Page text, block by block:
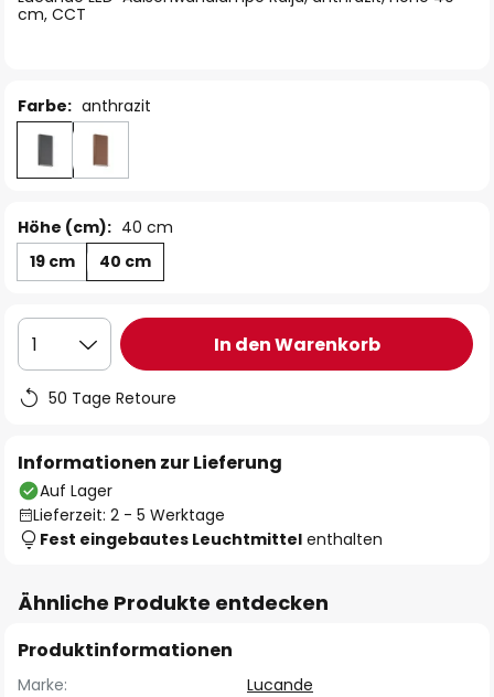
cm, CCT
Farbe: anthrazit
Höhe (cm): 40 cm
19 cm
40 cm
1 In den Warenkorb
50 Tage Retoure
Informationen zur Lieferung
Auf Lager
Lieferzeit: 2 - 5 Werktage
Fest eingebautes Leuchtmittel enthalten
Ähnliche Produkte entdecken
Produktinformationen
Marke:
Lucande